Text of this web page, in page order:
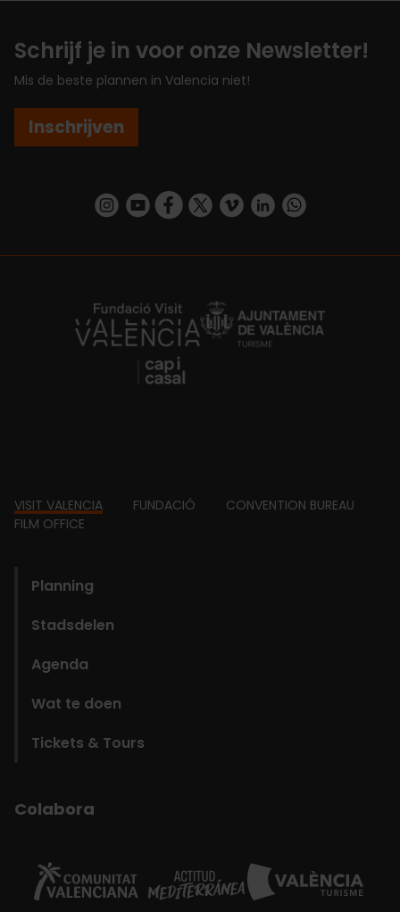
Schrijf je in voor onze Newsletter!
Mis de beste plannen in Valencia niet!
Inschrijven
https://www.instagram.com/visit_valencia/
https://www.youtube.com/user/
https://www.facebook.com/
https://twitter.com/
https://vimeo.com/
https://www.linkedin.com/company/turismo-valencia/https://api.whatsapp.com/send/
https://fundacion.visitvalencia.com/
Footer
VISIT VALENCIA FUNDACIÓ
CONVENTION BUREAU
FILM OFFICE
Planning
Stadsdelen
Agenda
Wat te doen
Tickets & Tours
Colabora